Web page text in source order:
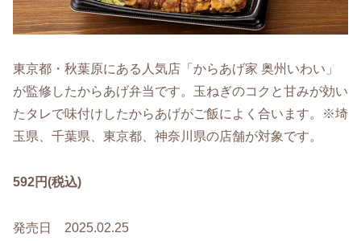
東京都・秋葉原にある人気店「からあげ家 奥州いわい」
が監修したからあげ弁当です。玉ねぎのコクと甘みが効い
たタレで味付けしたからあげがご飯によく合います。※埼
玉県、千葉県、東京都、神奈川県の店舗が対象です。
592円(税込)
発売日 2025.02.25